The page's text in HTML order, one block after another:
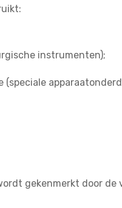
instrumenten);
gekenmerkt door de